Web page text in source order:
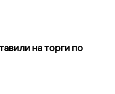
на торги по